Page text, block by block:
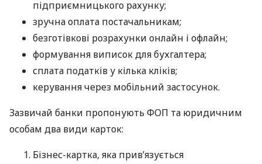
підприємницького рахунку;
зручна оплата постачальникам;
безготівкові розрахунки онлайн і офлайн;
формування виписок для бухгалтера;
сплата податків у кілька кліків;
керування через мобільний застосунок.
Зазвичай банки пропонують ФОП та юридичним
особам два види карток:
Бізнес-картка, яка прив’язується